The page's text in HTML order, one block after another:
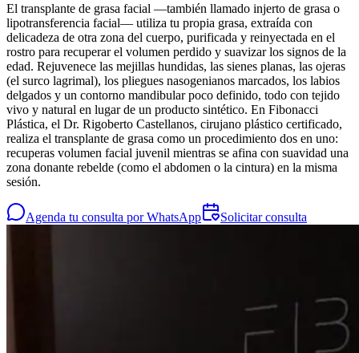
El transplante de grasa facial —también llamado injerto de grasa o
lipotransferencia facial— utiliza tu propia grasa, extraída con
delicadeza de otra zona del cuerpo, purificada y reinyectada en el
rostro para recuperar el volumen perdido y suavizar los signos de la
edad. Rejuvenece las mejillas hundidas, las sienes planas, las ojeras
(el surco lagrimal), los pliegues nasogenianos marcados, los labios
delgados y un contorno mandibular poco definido, todo con tejido
vivo y natural en lugar de un producto sintético. En Fibonacci
Plástica, el Dr. Rigoberto Castellanos, cirujano plástico certificado,
realiza el transplante de grasa como un procedimiento dos en uno:
recuperas volumen facial juvenil mientras se afina con suavidad una
zona donante rebelde (como el abdomen o la cintura) en la misma
sesión.
Agenda tu consulta por WhatsApp Solicitar consulta